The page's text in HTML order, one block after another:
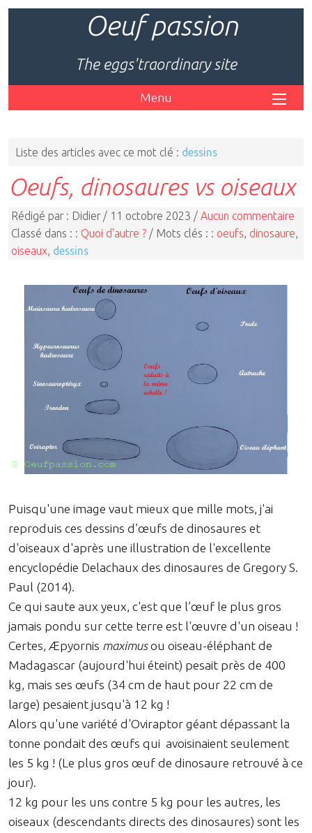
Oeuf passion
The eggs'traordinary site
Menu
Liste des articles avec ce mot clé : dessins
Oeufs, dinosaures vs oiseaux
Rédigé par : Didier / 11 octobre 2023 / Aucun commentaire
Classé dans : : Quoi d'autre ? / Mots clés : : oeufs dinosaure
oiseaux dessins
Puisqu'une image vaut mieux que mille mots, j'ai
reproduis ces dessins d’œufs de dinosaures et
d'oiseaux d'après une illustration de l'excellente
encyclopédie Delachaux des dinosaures de Gregory S.
Paul (2014).
Ce qui saute aux yeux, c'est que l’œuf le plus gros
jamais pondu sur cette terre est l'œuvre d'un oiseau !
Certes, Æpyornis maximusou oiseau-éléphant de
Madagascar (aujourd'hui éteint) pesait près de 400
kg, mais ses œufs (34 cm de haut pour 22 cm de
large) pesaient jusqu'à 12 kg !
Alors qu'une variété d'Oviraptor géant dépassant la
tonne pondait des œufs qui avoisinaient seulement
les 5 kg ! (Le plus gros œuf de dinosaure retrouvé à ce
jour).
12 kg pour les uns contre 5 kg pour les autres, les
oiseaux (descendants directs des dinosaures) sont les